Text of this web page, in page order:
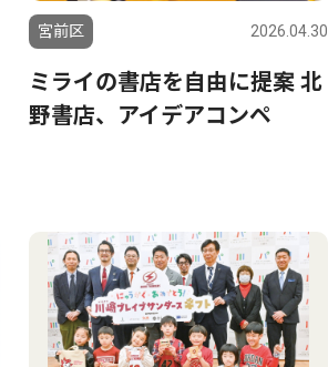
宮前区 2026.04.30
ミライの書店を自由に提案 北
野書店、アイデアコンペ